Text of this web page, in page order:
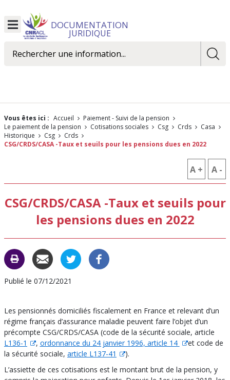
Ouvrir DOCUMENTATION
JURIDIQUE
Vous êtes ici : Accueil
Paiement - Suivi de la pension
Le paiement de la pension
Cotisations sociales csg crds
casa
historique
csg
crds
CSG/CRDS/CASA -Taux et seuils pour les pensions dues en 2022
A +
TAILLE
A -
CSG/CRDS/CASA -Taux et seuils pour
les pensions dues en 2022
Publié le 07/12/2021
Les pensionnés domiciliés fiscalement en France et relevant d’un
régime français d’assurance maladie peuvent faire l’objet d’un
précompte CSG/CRDS/CASA (code de la sécurité sociale, article
L136-1
, ordonnance du 24 janvier 1996, article 14
et code de
la sécurité sociale, article L137-41
).
L’assiette de ces cotisations est le montant brut de la pension, y